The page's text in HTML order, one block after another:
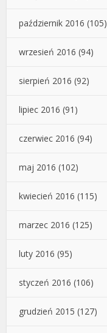
październik 2016 (105)
wrzesień 2016 (94)
sierpień 2016 (92)
lipiec 2016 (91)
czerwiec 2016 (94)
maj 2016 (102)
kwiecień 2016 (115)
marzec 2016 (125)
luty 2016 (95)
styczeń 2016 (106)
grudzień 2015 (127)